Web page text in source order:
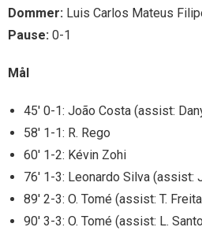
Dommer: Luis Carlos Mateus
Pause: 0-1
Mål
45′ 0-1: João Costa (assist:
58′ 1-1: R. Rego
60′ 1-2: Kévin Zohi
76′ 1-3: Leonardo Silva (assist:
89′ 2-3: O. Tomé (assist: T.
90′ 3-3: O. Tomé (assist: L.